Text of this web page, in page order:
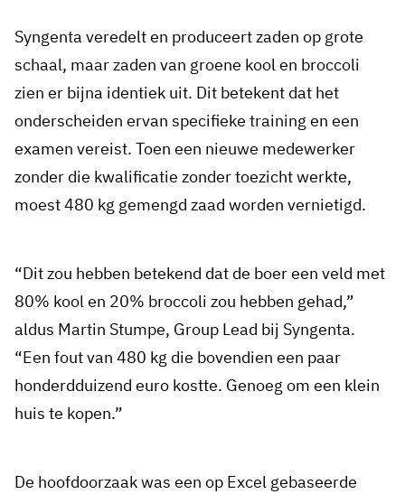
Syngenta veredelt en produceert zaden op grote
schaal, maar zaden van groene kool en broccoli
zien er bijna identiek uit. Dit betekent dat het
onderscheiden ervan specifieke training en een
examen vereist. Toen een nieuwe medewerker
zonder die kwalificatie zonder toezicht werkte,
moest 480 kg gemengd zaad worden vernietigd.
“Dit zou hebben betekend dat de boer een veld met
80% kool en 20% broccoli zou hebben gehad,”
aldus Martin Stumpe, Group Lead bij Syngenta.
“Een fout van 480 kg die bovendien een paar
honderdduizend euro kostte. Genoeg om een klein
huis te kopen.”
De hoofdoorzaak was een op Excel gebaseerde